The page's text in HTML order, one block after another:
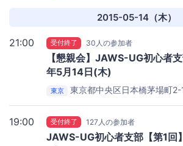
2015-05-14（木）
21:00 受付終了 30人の参加者
【懇親会】JAWS-UG初心者
年5月14日(木)
東京 東京都中央区日本橋茅場町2-
19:00 受付終了 127人の参加者
JAWS-UG初心者支部【第1回